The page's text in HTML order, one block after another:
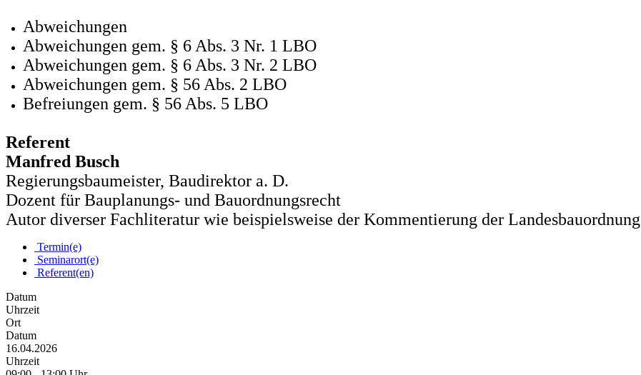
Abweichungen
Abweichungen gem. § 6 Abs. 3 Nr. 1 LBO
Abweichungen gem. § 6 Abs. 3 Nr. 2 LBO
Abweichungen gem. § 56 Abs. 2 LBO
Befreiungen gem. § 56 Abs. 5 LBO
Referent
Manfred Busch
Regierungsbaumeister, Baudirektor a. D.
Dozent für Bauplanungs- und Bauordnungsrecht
Autor diverser Fachliteratur wie beispielsweise der Kommentierung der Landesbauordnung
Termin(e)
Seminarort(e)
Referent(en)
Datum
Uhrzeit
Ort
Datum
16.04.2026
Uhrzeit